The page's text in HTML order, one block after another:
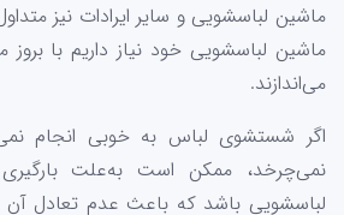
ماشین لباسشویی و سایر ایرادات نیز
ماشین لباسشویی خود نیاز داریم با
می‌اندازند.
اگر شستشوی لباس به خوبی انجام
نمی‌چرخد، ممکن است به‌علت
لباسشویی باشد که باعث عدم تعادل آن